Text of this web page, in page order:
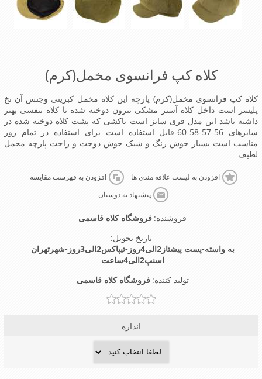
کلاه کپ فرانسوی مخمل(کرم)
کلاه کپ فرانسوی مخمل(کرم) پارچه این کلاه مخمل کبریتی وجنس آن نخ
پلیسر است داخل کلاه آستر مشکی تترون دوخته شده تا کلاه تنفسی بهتر
داشته باشد این مدل فری سایز است باکشی که پشت کلاه دوخته شده در
سایزهای 56-57-58-60-قابل استفاده است برای استفاده در تمام روز
مناسب است بسیار خوش رنگ و شیک خوش دوخت و راحت پارچه مخمل
لطیف
افزودن به لیست علاقه مندی ها افزودن به فهرست مقایسه
پیشنهاد به دوستان
فروشنده: فروشگاه کلاه قاسمی
تاریخ تحویل:
به واسته-پست پیشتاز2الی4روز-تیپاکس2الی3روز-شهرتهران
اسنپ2الی4ساعت
تولید کننده: فروشگاه کلاه قاسمی
اندازه